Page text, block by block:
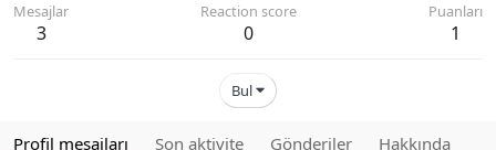
Mesajlar
3
Reaction score
0
Puanları
1
Bul
Profil mesajları Son aktivite Gönderiler Hakkında